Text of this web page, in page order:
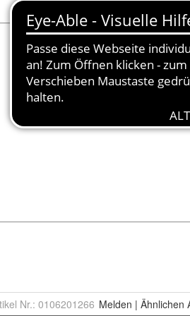
Nr.: 0106201266 Melden | Ähnlichen